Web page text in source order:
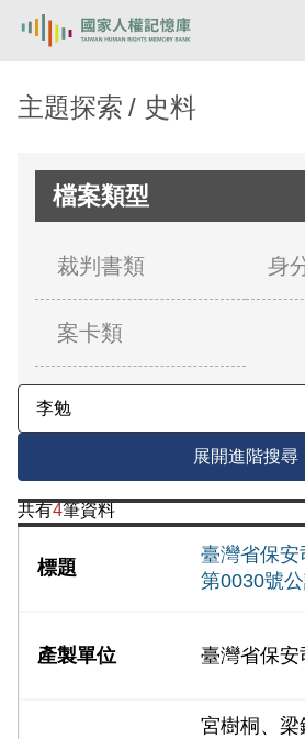
新生訓導處
關於我們
意見信箱
主題探索 史料
檔案類型
裁判書類 身
案卡類
展開進階搜尋
共有4筆資料
臺灣省保
第0030號
臺灣省保安
宮樹桐、梁